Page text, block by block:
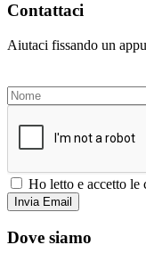
Contattaci
Aiutaci fissando un
Ho letto e accetto le
Dove siamo